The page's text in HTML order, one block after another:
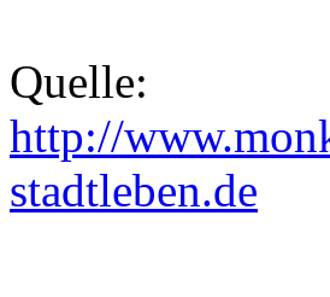
Quelle:
http://
stadtleben.de